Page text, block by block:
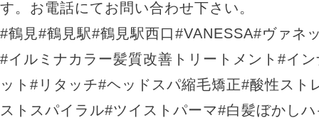
す。お電話にてお問い合わせ下さい。
#鶴見#鶴見駅#鶴見駅西口#VANESSA#ヴァネ
#イルミナカラー髪質改善トリートメント #イ
ット # リタッチ#ヘッドスパ縮毛矯正#酸性スト
ストスパイラル#ツイストパーマ#白髪ぼかし